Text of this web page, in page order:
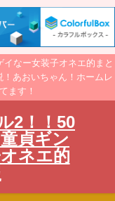
なー女装子オネエ的まと
あおいちゃん！ホームレ
ます！
2！！50
貞ギン
ネエ的